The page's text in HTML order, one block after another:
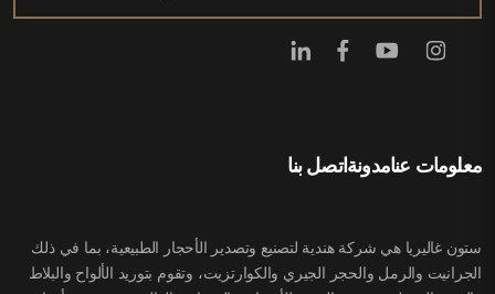
معلومات عنامدونة اتصل بنا
ستون غاليريا هي شركة هندية لتصنيع وتصدير الأحجار الطبيعية، بما في ذلك
الجرانيت والرمل والحجر الجيري والكوارتزيت، وتقوم بتوريد الألواح والبلاط